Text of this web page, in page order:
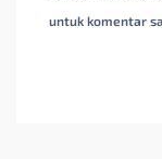
untuk komentar